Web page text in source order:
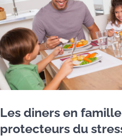
Les diners en
protecteurs du